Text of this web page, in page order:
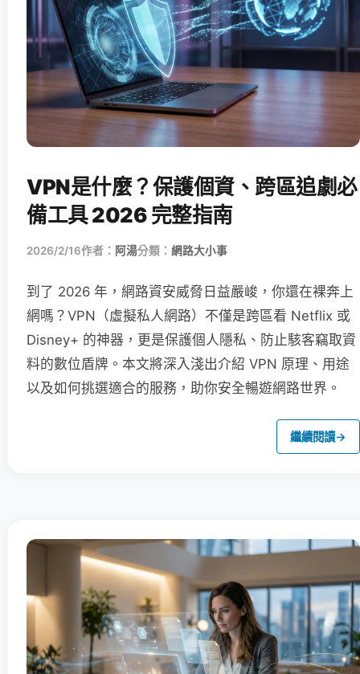
VPN是什麼？保護個資、跨區追劇必
備工具 2026 完整指南
2026/2/16作者： 阿湯分類： 網路大小事
到了 2026 年，網路資安威脅日益嚴峻，你還在裸奔上
網嗎？VPN（虛擬私人網路）不僅是跨區看 Netflix 或
Disney+ 的神器，更是保護個人隱私、防止駭客竊取資
料的數位盾牌。本文將深入淺出介紹 VPN 原理、用途
以及如何挑選適合的服務，助你安全暢遊網路世界。
繼續閱讀→